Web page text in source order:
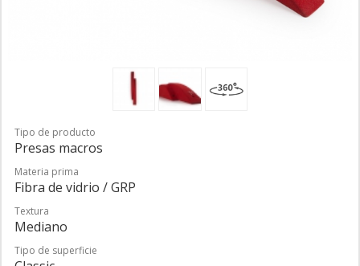
Tipo de producto
Presas macros
Materia prima
Fibra de vidrio / GRP
Textura
Mediano
Tipo de superficie